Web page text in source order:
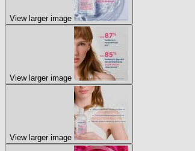
View larger image
View larger image
View larger image